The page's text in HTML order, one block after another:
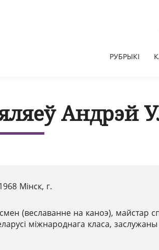
РУБРЫКІ
Андрэй
Мінск, г.
(веславанне на каноэ), майстар
міжнароднага класа,